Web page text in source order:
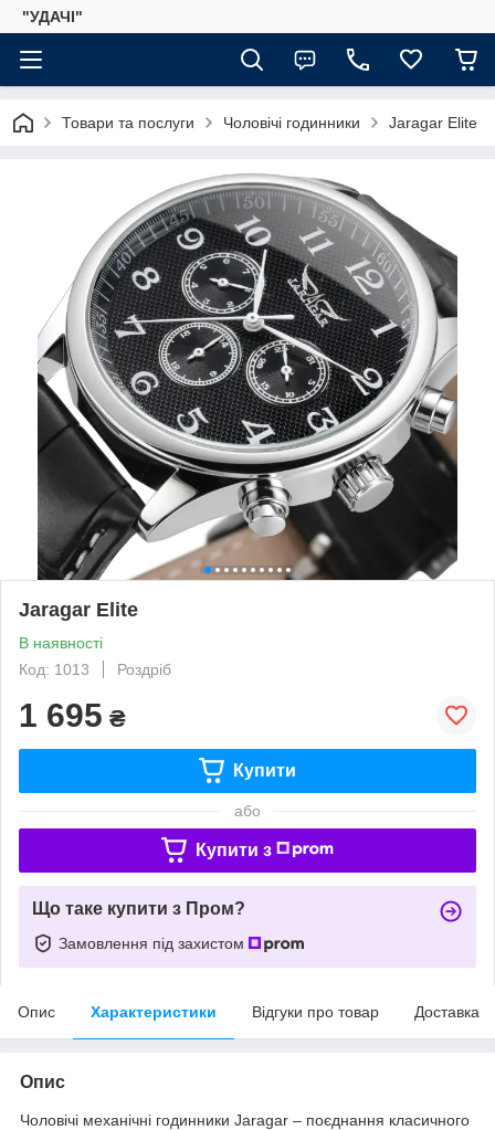
"УДАЧІ"
Товари та послуги Чоловічі годинники Jaragar Elite
Jaragar Elite
В наявності
Код: 1013
Роздріб
1 695 ₴
Купити
або
Купити з
Що таке купити з Пром?
Замовлення під захистом
Опис Характеристики Відгуки про товар Доставка
Опис
Чоловічі механічні годинники Jaragar – поєднання класичного